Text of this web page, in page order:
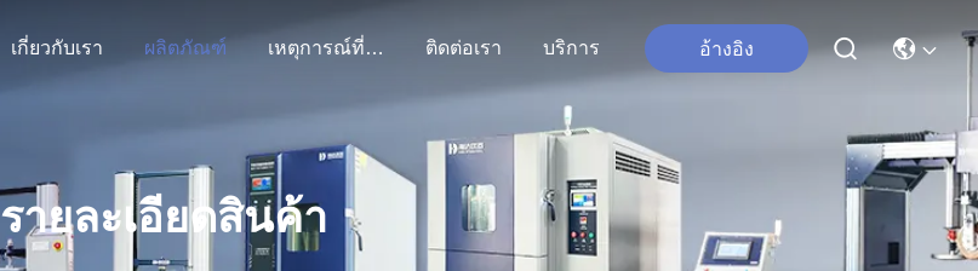
เกี่ยวกับเรา ผลิตภัณฑ์ เหตุการณ์ที่เกิดขึ้น ติดต่อเรา บริการ อ้างอิง
รายละเอียดสินค้า